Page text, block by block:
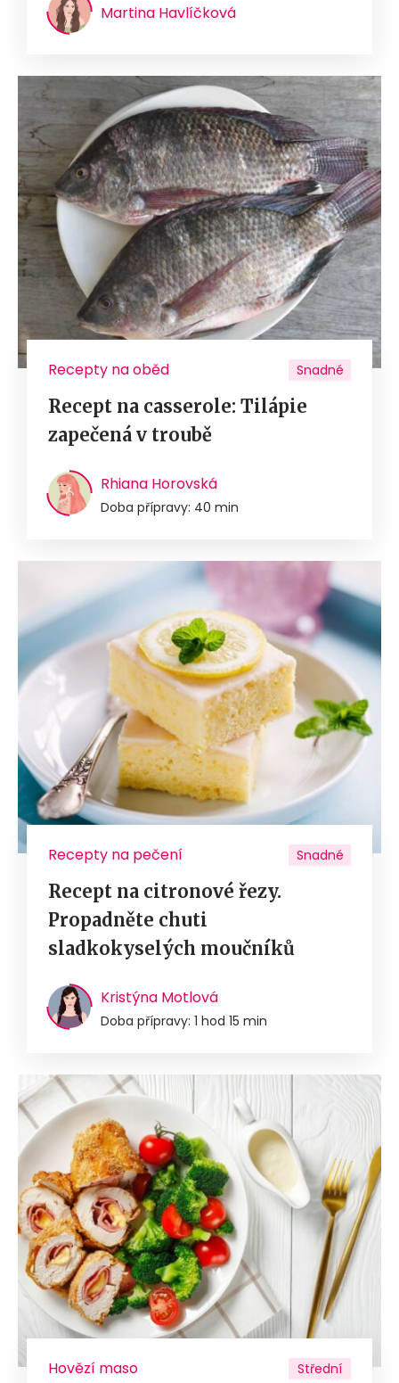
Martina Havlíčková
Recepty na oběd Snadné
Recept na casserole: Tilápie
zapečená v troubě
Rhiana Horovská
Doba přípravy: 40 min
Recepty na pečení Snadné
Recept na citronové řezy.
Propadněte chuti
sladkokyselých moučníků
Kristýna Motlová
Doba přípravy: 1 hod 15 min
Hovězí maso Střední